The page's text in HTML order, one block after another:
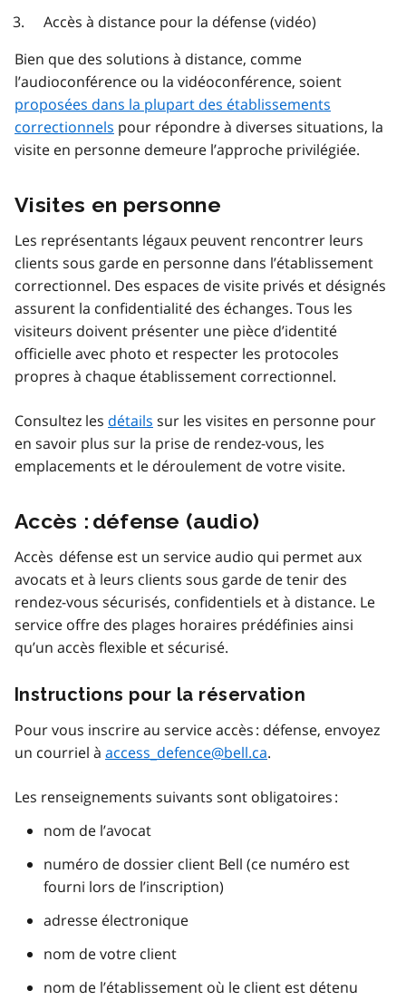
Accès à distance pour la défense (vidéo)
Bien que des solutions à distance, comme
l’audioconférence ou la vidéoconférence, soient
proposées dans la plupart des établissements
correctionnels pour répondre à diverses situations, la
visite en personne demeure l’approche privilégiée.
Visites en personne
Les représentants légaux peuvent rencontrer leurs
clients sous garde en personne dans l’établissement
correctionnel. Des espaces de visite privés et désignés
assurent la confidentialité des échanges. Tous les
visiteurs doivent présenter une pièce d’identité
officielle avec photo et respecter les protocoles
propres à chaque établissement correctionnel.
Consultez les détails sur les visites en personne pour
en savoir plus sur la prise de rendez-vous, les
emplacements et le déroulement de votre visite.
Accès : défense (audio)
Accès défense est un service audio qui permet aux
avocats et à leurs clients sous garde de tenir des
rendez-vous sécurisés, confidentiels et à distance. Le
service offre des plages horaires prédéfinies ainsi
qu’un accès flexible et sécurisé.
Instructions pour la réservation
Pour vous inscrire au service accès : défense, envoyez
un courriel à access_defence@bell.ca.
Les renseignements suivants sont obligatoires :
nom de l’avocat
numéro de dossier client Bell (ce numéro est
fourni lors de l’inscription)
adresse électronique
nom de votre client
nom de l’établissement où le client est détenu